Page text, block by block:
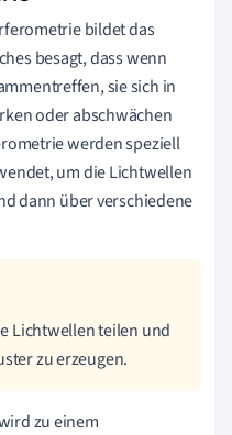
bildet das
besagt, dass wenn
sie sich in
oder abschwächen
werden speziell
um die Lichtwellen
dann über verschiedene
Lichtwellen teilen und
zu erzeugen.
zu einem